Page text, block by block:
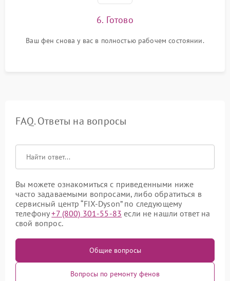
6. Готово
Ваш фен снова у вас в полностью рабочем состоянии.
FAQ. Ответы на вопросы
Вы можете ознакомиться с приведенными ниже
часто задаваемыми вопросами, либо обратиться в
сервисный центр “FIX-Dyson” по следующему
телефону+7 (800) 301-55-83 если не нашли ответ на
свой вопрос.
Общие вопросы
Вопросы по ремонту фенов